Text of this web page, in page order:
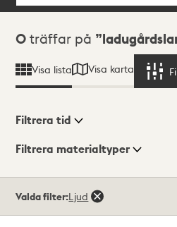
Sökresultat
0 träffar på
Visa lista Visa karta
Visningsläge
Filtrera tid
Filtrera materialtyper
träffar
Valda filter:Ljud